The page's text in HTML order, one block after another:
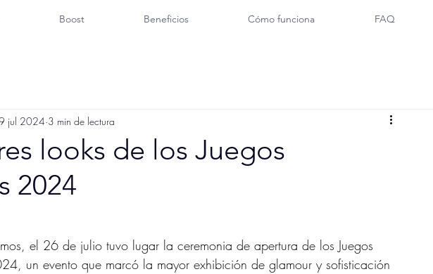
Boost Beneficios Cómo funciona FAQ
looks de los Juegos
2024
jul 2024 3 min de lectura
un evento que marcó la mayor exhibición de glamour y sofisticación